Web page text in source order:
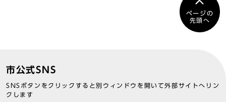
ページの
先頭へ
市公式SNS
SNSボタンをクリックすると別ウィンドウを開いて外部サイトへリン
クします